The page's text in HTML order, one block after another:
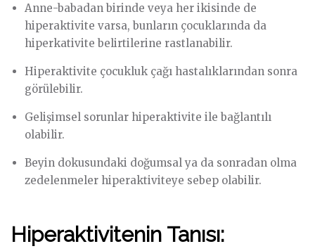
Anne-babadan birinde veya her ikisinde de
hiperaktivite varsa, bunların çocuklarında da
hiperkativite belirtilerine rastlanabilir.
Hiperaktivite çocukluk çağı hastalıklarından sonra
görülebilir.
Gelişimsel sorunlar hiperaktivite ile bağlantılı
olabilir.
Beyin dokusundaki doğumsal ya da sonradan olma
zedelenmeler hiperaktiviteye sebep olabilir.
Hiperaktivitenin Tanısı: